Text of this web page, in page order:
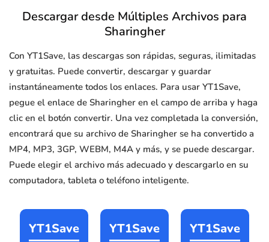
Descargar desde Múltiples Archivos para
Sharingher
Con YT1Save, las descargas son rápidas, seguras, ilimitadas
y gratuitas. Puede convertir, descargar y guardar
instantáneamente todos los enlaces. Para usar YT1Save,
pegue el enlace de Sharingher en el campo de arriba y haga
clic en el botón convertir. Una vez completada la conversión,
encontrará que su archivo de Sharingher se ha convertido a
MP4, MP3, 3GP, WEBM, M4A y más, y se puede descargar.
Puede elegir el archivo más adecuado y descargarlo en su
computadora, tableta o teléfono inteligente.
YT1Save YT1Save YT1Save